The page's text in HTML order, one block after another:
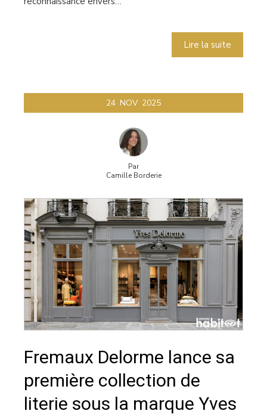
Lire la suite
24 NOV 2025
Par
Camille Borderie
Fremaux Delorme lance sa
première collection de
literie sous la marque Yves